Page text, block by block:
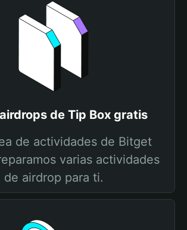
de Tip Box gratis
de actividades de Bitget
varias actividades
de airdrop para ti.